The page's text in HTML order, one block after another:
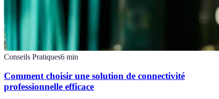
Conseils Pratiques6 min
Comment choisir une solution de connectivité
professionnelle efficace